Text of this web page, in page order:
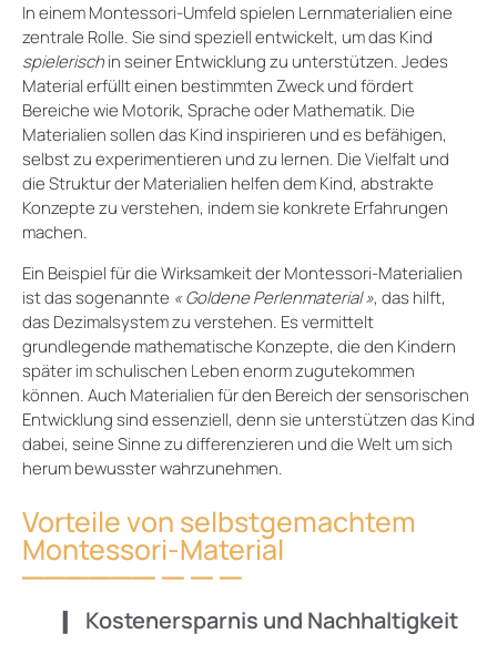
In einem Montessori-Umfeld spielen Lernmaterialien eine
zentrale Rolle. Sie sind speziell entwickelt, um das Kind
spielerischin seiner Entwicklung zu unterstützen. Jedes
Material erfüllt einen bestimmten Zweck und fördert
Bereiche wie Motorik, Sprache oder Mathematik. Die
Materialien sollen das Kind inspirieren und es befähigen,
selbst zu experimentieren und zu lernen. Die Vielfalt und
die Struktur der Materialien helfen dem Kind, abstrakte
Konzepte zu verstehen, indem sie konkrete Erfahrungen
machen.
Ein Beispiel für die Wirksamkeit der Montessori-Materialien
ist das sogenannte « Goldene Perlenmaterial », das hilft,
das Dezimalsystem zu verstehen. Es vermittelt
grundlegende mathematische Konzepte, die den Kindern
später im schulischen Leben enorm zugutekommen
können. Auch Materialien für den Bereich der sensorischen
Entwicklung sind essenziell, denn sie unterstützen das Kind
dabei, seine Sinne zu differenzieren und die Welt um sich
herum bewusster wahrzunehmen.
Vorteile von selbstgemachtem
Montessori-Material
Kostenersparnis und Nachhaltigkeit